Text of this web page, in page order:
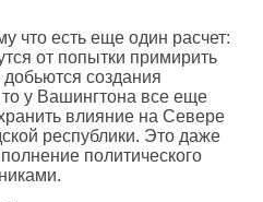
что есть еще один расчет:
от попытки примирить
создания
то у Вашингтона все еще
влияние на Севере
республики. Это даже
политического